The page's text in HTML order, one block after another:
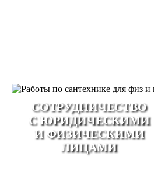
CОТРУДНИЧЕСТВО
С ЮРИДИЧЕСКИМИ
И ФИЗИЧЕСКИМИ
ЛИЦАМИ